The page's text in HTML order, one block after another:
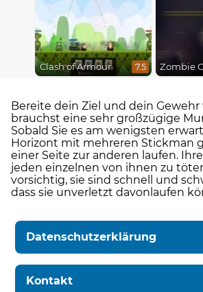
Clash of Armour 7.5
Bereite dein Ziel und dein Gewehr
brauchst eine sehr großzügige
Sobald Sie es am wenigsten
Horizont mit mehreren Stickman
einer Seite zur anderen laufen.
jeden einzelnen von ihnen zu
vorsichtig, sie sind schnell und
dass sie unverletzt davonlaufen
Datenschutzerklärung
Kontakt